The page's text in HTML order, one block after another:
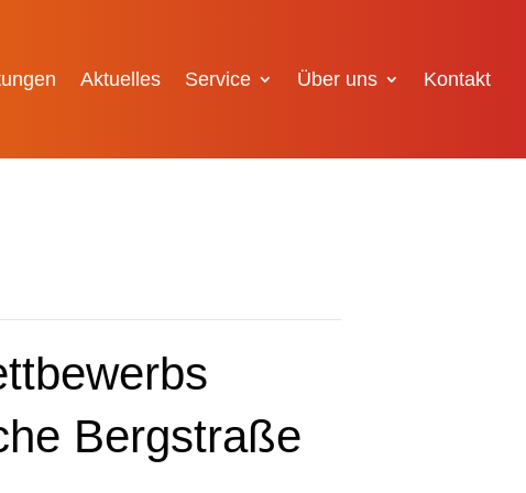
Aktuelles Service Über uns Kontakt
Bergstraße